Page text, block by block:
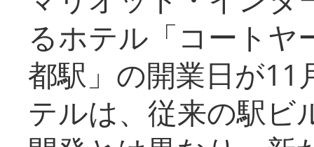
るホテル「コートヤ
都駅」の開業日が11
テルは、従来の駅ビ